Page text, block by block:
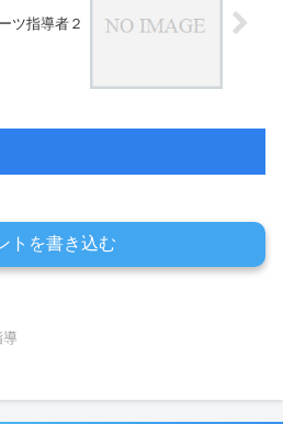
ツ指導者２
トを書き込む